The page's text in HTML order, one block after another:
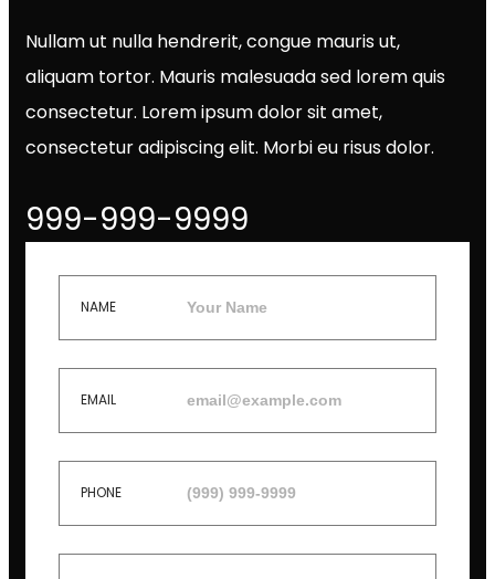
Nullam ut nulla hendrerit, congue mauris ut,
aliquam tortor. Mauris malesuada sed lorem quis
consectetur. Lorem ipsum dolor sit amet,
consectetur adipiscing elit. Morbi eu risus dolor.
999-999-9999
NAME
EMAIL
PHONE